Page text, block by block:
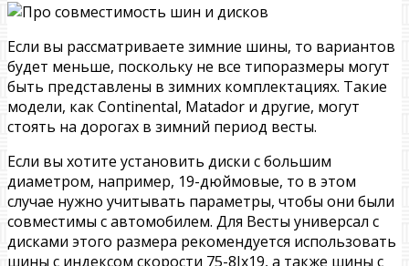
Если вы рассматриваете зимние шины, то вариантов
будет меньше, поскольку не все типоразмеры могут
быть представлены в зимних комплектациях. Такие
модели, как Continental, Matador и другие, могут
стоять на дорогах в зимний период весты.
Если вы хотите установить диски с большим
диаметром, например, 19-дюймовые, то в этом
случае нужно учитывать параметры, чтобы они были
совместимы с автомобилем. Для Весты универсал с
дисками этого размера рекомендуется использовать
шины с индексом скорости 75-8Jx19, а также шины с